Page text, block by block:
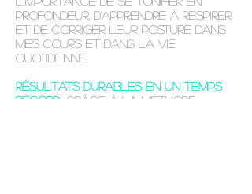
profondeur, d'apprendre à respirer
et de corriger leur posture dans
mes cours et dans la vie
quotidienne.
Résultats durables en un temps
record grâce à la méthode